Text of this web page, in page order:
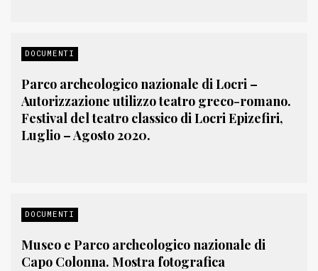
DOCUMENTI
Parco archeologico nazionale di Locri –
Autorizzazione utilizzo teatro greco-romano.
Festival del teatro classico di Locri Epizefiri,
Luglio – Agosto 2020.
DOCUMENTI
Museo e Parco archeologico nazionale di
Capo Colonna. Mostra fotografica